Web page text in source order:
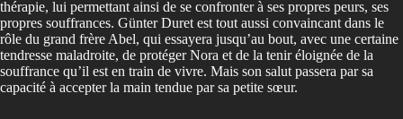
thérapie, lui permettant ainsi de se confronter à ses propres peurs, ses
propres souffrances. Günter Duret est tout aussi convaincant dans le
rôle du grand frère Abel, qui essayera jusqu’au bout, avec une certaine
tendresse maladroite, de protéger Nora et de la tenir éloignée de la
souffrance qu’il est en train de vivre. Mais son salut passera par sa
capacité à accepter la main tendue par sa petite sœur.